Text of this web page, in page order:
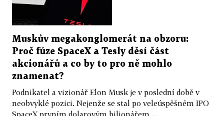
Muskův megakonglomerát na obzoru:
Proč fúze SpaceX a Tesly děsí část
akcionářů a co by to pro ně mohlo
znamenat?
Podnikatel a vizionář Elon Musk je v poslední době v
neobvyklé pozici. Nejenže se stal po veleúspěšném IPO
SpaceX prvním dolarovým bilionářem,...